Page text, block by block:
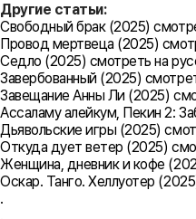
Другие статьи:
Свободный брак (2025)
Провод мертвеца (2025)
Седло (2025) смотреть на
Завербованный (2025)
Завещание Анны Ли (2025)
Ассаламу алейкум, Пекин 2:
Дьявольские игры (2025)
Откуда дует ветер (2025)
Женщина, дневник и кофе
Оскар. Танго. Хеллуотер
.